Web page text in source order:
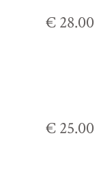
€ 28.00
€ 25.00